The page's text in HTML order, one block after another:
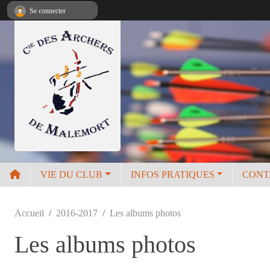
VIE DU CLUB INFOS PRATIQUES
Accueil 2016-2017 Les albums photos
Les albums photos
Se connecter
Panneau de gestion des cookies